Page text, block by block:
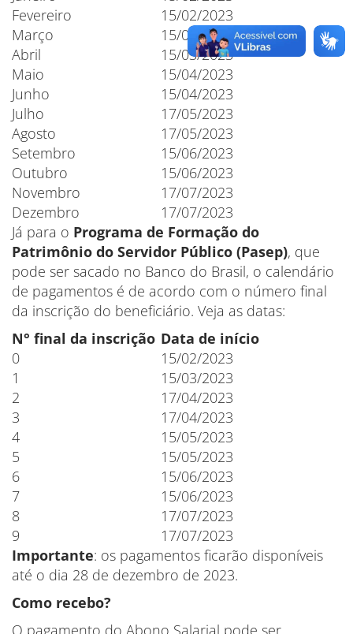
Fevereiro
15/02/2023
Março
15/03/2023
Abril
15/03/2023
Maio
15/04/2023
Junho
15/04/2023
Julho
17/05/2023
Agosto
17/05/2023
Setembro
15/06/2023
Outubro
15/06/2023
Novembro
17/07/2023
Dezembro
17/07/2023
Já para o Programa de Formação do
Patrimônio do Servidor Público (Pasep), que
pode ser sacado no Banco do Brasil, o calendário
de pagamentos é de acordo com o número final
da inscrição do beneficiário. Veja as datas:
N° final da inscrição Data de início
0
15/02/2023
1
15/03/2023
2
17/04/2023
3
17/04/2023
4
15/05/2023
5
15/05/2023
6
15/06/2023
7
15/06/2023
8
17/07/2023
9
17/07/2023
Importante: os pagamentos ficarão disponíveis
até o dia 28 de dezembro de 2023.
Como recebo?
O pagamento do Abono Salarial pode ser